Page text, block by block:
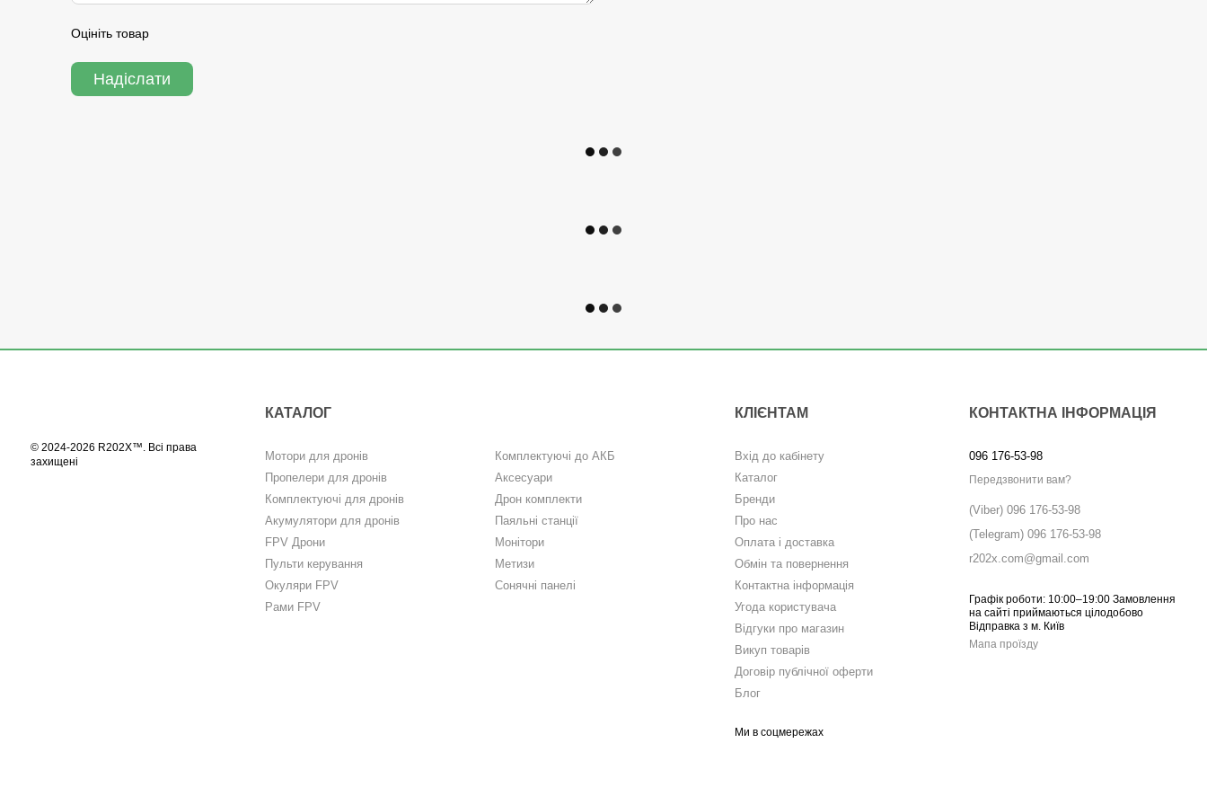
Оцініть товар
Надіслати
© 2024-2026 R202X™. Всі права
захищені
КАТАЛОГ
Мотори для дронів
Пропелери для дронів
Комплектуючі для дронів
Акумулятори для дронів
FPV Дрони
Пульти керування
Окуляри FPV
Рами FPV
Комплектуючі до АКБ
Аксесуари
Дрон комплекти
Паяльні станції
Монітори
Метизи
Сонячні панелі
КЛІЄНТАМ
Вхід до кабінету
Каталог
Бренди
Про нас
Оплата і доставка
Обмін та повернення
Контактна інформація
Угода користувача
Відгуки про магазин
Викуп товарів
Договір публічної оферти
Блог
Ми в соцмережах
КОНТАКТНА ІНФОРМАЦІЯ
096 176-53-98
Передзвонити вам?
(Viber) 096 176-53-98
(Telegram) 096 176-53-98
r202x.com@gmail.com
Графік роботи: 10:00–19:00 Замовлення
на сайті приймаються цілодобово
Відправка з м. Київ
Мапа проїзду